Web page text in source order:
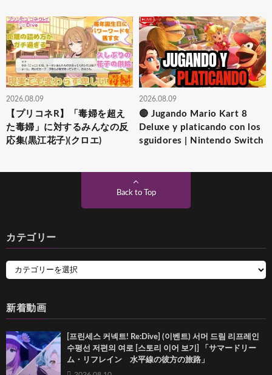
2026.08.09
【プリコネR】「毒婦を超え
た毒婦」に対するみんなの反
応集(黒江花子)(クロエ)
2026.08.09
🔴 Jugando Mario Kart 8
Deluxe y platicando con los
sguidores | Nintendo Switch
Back to Top
カテゴリー
新着動画
[프린세스 커넥트! Re:Dive] (이벤트) 서머 드림 리프레인
수평선 저편의 여로 [스토리 이어 보기] 「サマードリー
ム・リフレイン 水平線の彼方の旅路」